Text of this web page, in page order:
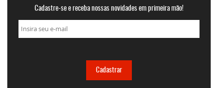
Cadastre-se e receba nossas novidades em primeira mão!